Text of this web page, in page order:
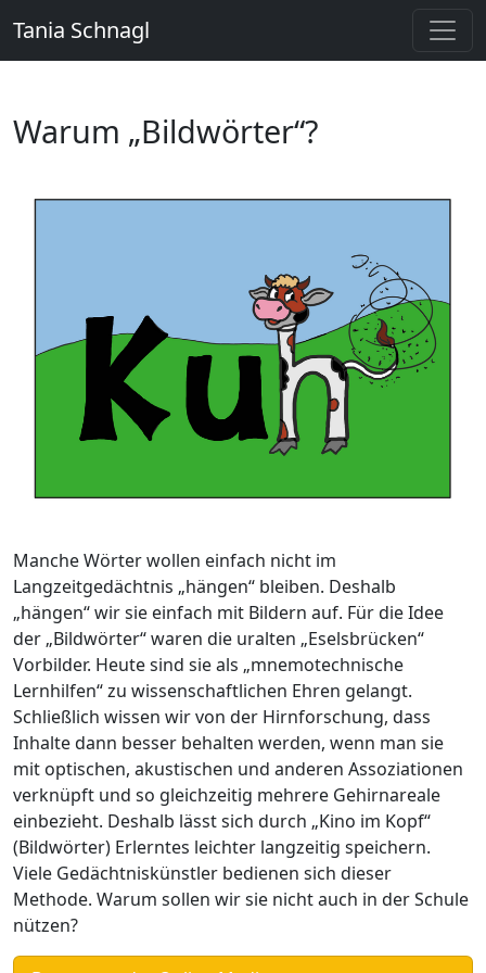
Tania Schnagl
Warum „Bildwörter“?
Manche Wörter wollen einfach nicht im
Langzeitgedächtnis „hängen“ bleiben. Deshalb
„hängen“ wir sie einfach mit Bildern auf. Für die Idee
der „Bildwörter“ waren die uralten „Eselsbrücken“
Vorbilder. Heute sind sie als „mnemotechnische
Lernhilfen“ zu wissenschaftlichen Ehren gelangt.
Schließlich wissen wir von der Hirnforschung, dass
Inhalte dann besser behalten werden, wenn man sie
mit optischen, akustischen und anderen Assoziationen
verknüpft und so gleichzeitig mehrere Gehirnareale
einbezieht. Deshalb lässt sich durch „Kino im Kopf“
(Bildwörter) Erlerntes leichter langzeitig speichern.
Viele Gedächtniskünstler bedienen sich dieser
Methode. Warum sollen wir sie nicht auch in der Schule
nützen?